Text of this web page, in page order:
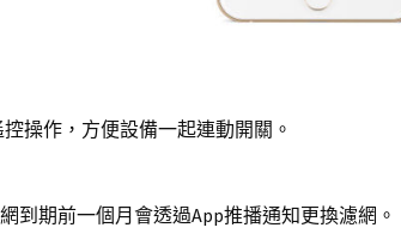
操作，方便設備一起連動開關。
到期前一個月會透過App推播通知更換濾網。